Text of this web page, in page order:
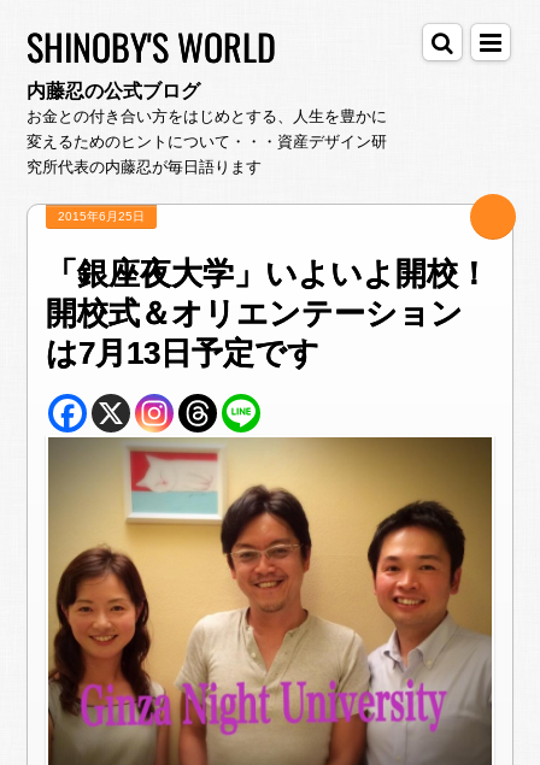
SHINOBY'S WORLD
内藤忍の公式ブログ
お金との付き合い方をはじめとする、人生を豊かに
変えるためのヒントについて・・・資産デザイン研
究所代表の内藤忍が毎日語ります
2015年6月25日
「銀座夜大学」いよいよ開校！
開校式＆オリエンテーション
は7月13日予定です